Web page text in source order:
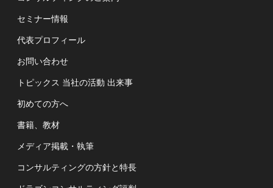
セミナー情報
代表プロフィール
お問い合わせ
トピックス 当社の活動 出来事
初めての方へ
書籍、教材
メディア掲載・執筆
コンサルティングの方針と特長